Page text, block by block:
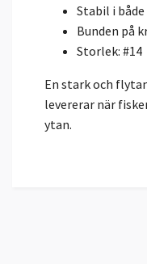
Stabil i
Bunden på
Storlek: #14
En stark och
levererar när
ytan.